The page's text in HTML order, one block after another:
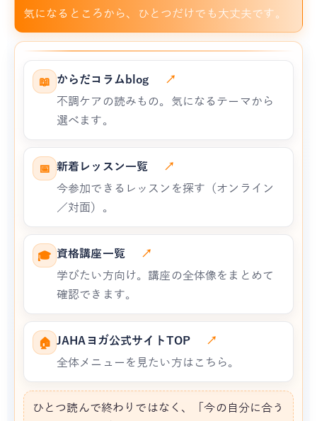
気になるところから、ひとつだけでも大丈夫です。
📖 からだコラムblog
↗
不調ケアの読みもの。気になるテーマから
選べます。
📅 新着レッスン一覧
↗
今参加できるレッスンを探す（オンライン
／対面）。
🎓 資格講座一覧
↗
学びたい方向け。講座の全体像をまとめて
確認できます。
🏠 JAHAヨガ公式サイトTOP
↗
全体メニューを見たい方はこちら。
ひとつ読んで終わりではなく、「今の自分に合う